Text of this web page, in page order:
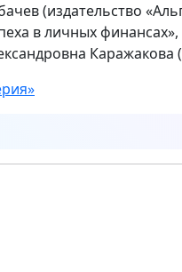
(издательство
в личных
Каражакова